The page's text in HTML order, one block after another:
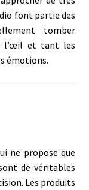
font partie des
tomber
l’œil et tant les
émotions.
ne propose que
de véritables
Les produits